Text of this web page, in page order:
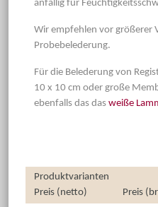
anfällig für
Wir empfehlen vor größerer
Probebelederung.
Für die Belederung von
10 x 10 cm oder große
ebenfalls das das weiße
Produktvarianten
Preis (netto)
Preis